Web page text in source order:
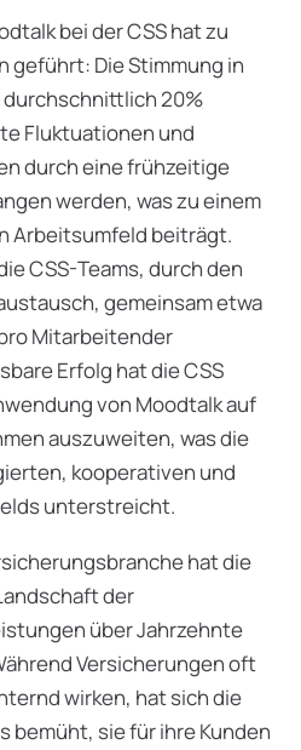
bei der CSS hat zu
geführt: Die Stimmung in
durchschnittlich 20%
Fluktuationen und
durch eine frühzeitige
werden, was zu einem
Arbeitsumfeld beiträgt.
CSS-Teams, durch den
gemeinsam etwa
Mitarbeitender
Erfolg hat die CSS
von Moodtalk auf
auszuweiten, was die
kooperativen und
unterstreicht.
hat die
der
über Jahrzehnte
Versicherungen oft
wirken, hat sich die
bemüht, sie für ihre Kunden